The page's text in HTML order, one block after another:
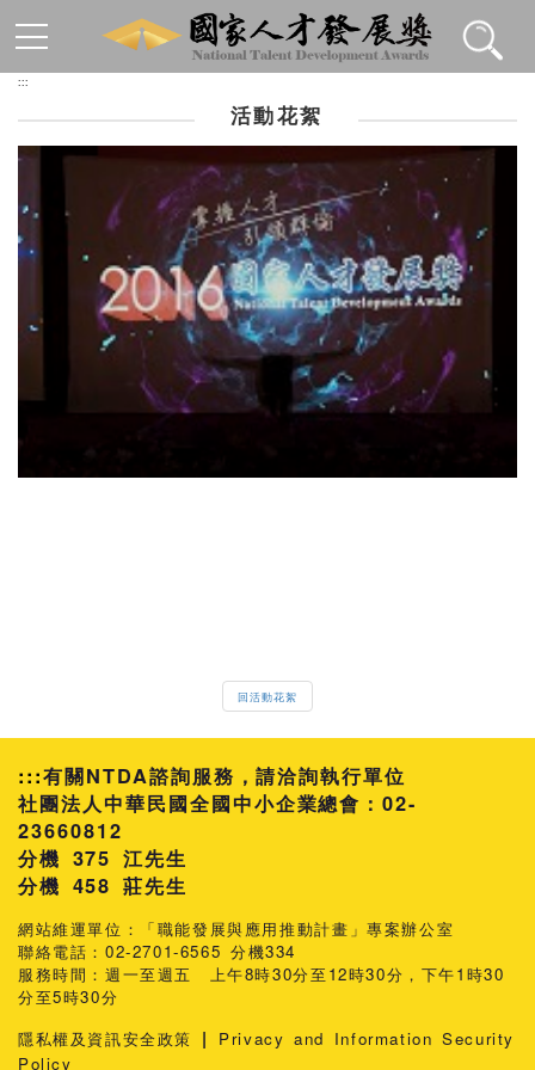
:::
活動花絮
回活動花絮
:::有關NTDA諮詢服務，請洽詢執行單位
社團法人中華民國全國中小企業總會：02-
23660812
分機 375 江先生
458 莊先生
網站維運單位：「職能發展與應用推動計畫」專案辦公室
聯絡電話：02-2701-6565 分機334
服務時間：週一至週五 上午8時30分至12時30分，下午1時30
分至5時30分
隱私權及資訊安全政策 |
Privacy and Information Security
Policy